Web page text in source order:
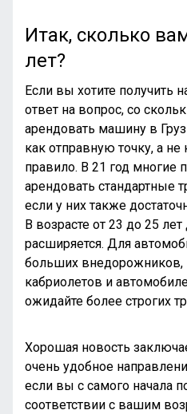
Итак, сколько
лет?
Если вы хотите получить
ответ на вопрос, со
арендовать машину в
как отправную точку, а не
правило. В 21 год многие
арендовать стандартные
если у них также
В возрасте от 23 до 25
расширяется. Для
больших внедорожников,
кабриолетов и
ожидайте более строгих
Хорошая новость
очень удобное
если вы с самого начала
соответствии с вашим